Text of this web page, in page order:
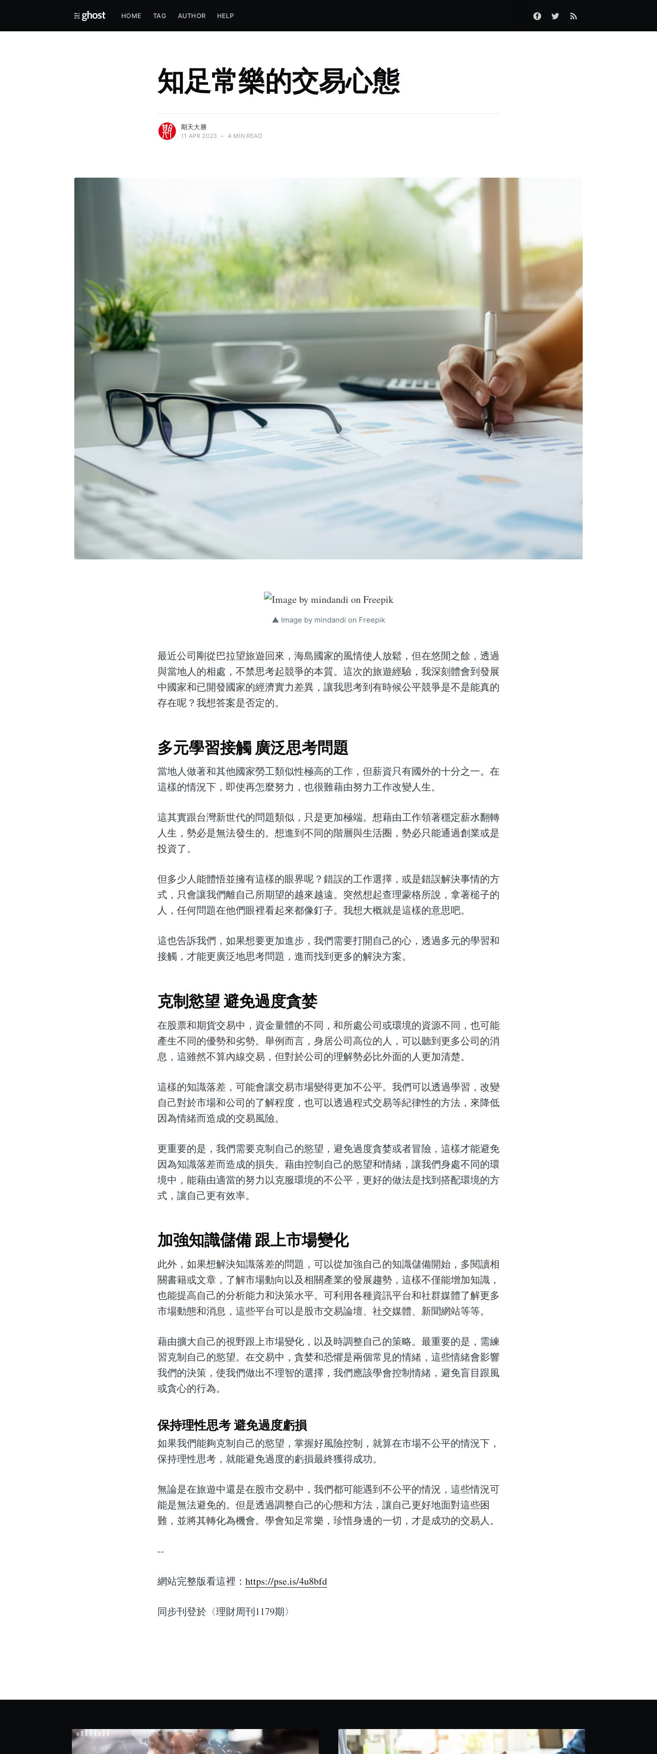
HOME TAG AUTHOR HELP
知足常樂的交易心態
期天大勝
11 APR 2023 • 4 MIN READ
▲ Image by mindandi on Freepik
最近公司剛從巴拉望旅遊回來，海島國家的風情使人放鬆，但在悠閒之餘，透過
與當地人的相處，不禁思考起競爭的本質。這次的旅遊經驗，我深刻體會到發展
中國家和已開發國家的經濟實力差異，讓我思考到有時候公平競爭是不是能真的
存在呢？我想答案是否定的。
多元學習接觸 廣泛思考問題
當地人做著和其他國家勞工類似性極高的工作，但薪資只有國外的十分之一。在
這樣的情況下，即使再怎麼努力，也很難藉由努力工作改變人生。
這其實跟台灣新世代的問題類似，只是更加極端。想藉由工作領著穩定薪水翻轉
人生，勢必是無法發生的。想進到不同的階層與生活圈，勢必只能通過創業或是
投資了。
但多少人能體悟並擁有這樣的眼界呢？錯誤的工作選擇，或是錯誤解決事情的方
式，只會讓我們離自己所期望的越來越遠。突然想起查理蒙格所說，拿著槌子的
人，任何問題在他們眼裡看起來都像釘子。我想大概就是這樣的意思吧。
這也告訴我們，如果想要更加進步，我們需要打開自己的心，透過多元的學習和
接觸，才能更廣泛地思考問題，進而找到更多的解決方案。
克制慾望 避免過度貪婪
在股票和期貨交易中，資金量體的不同，和所處公司或環境的資源不同，也可能
產生不同的優勢和劣勢。舉例而言，身居公司高位的人，可以聽到更多公司的消
息，這雖然不算內線交易，但對於公司的理解勢必比外面的人更加清楚。
這樣的知識落差，可能會讓交易市場變得更加不公平。我們可以透過學習，改變
自己對於市場和公司的了解程度，也可以透過程式交易等紀律性的方法，來降低
因為情緒而造成的交易風險。
更重要的是，我們需要克制自己的慾望，避免過度貪婪或者冒險，這樣才能避免
因為知識落差而造成的損失。藉由控制自己的慾望和情緒，讓我們身處不同的環
境中，能藉由適當的努力以克服環境的不公平，更好的做法是找到搭配環境的方
式，讓自己更有效率。
加強知識儲備 跟上市場變化
此外，如果想解決知識落差的問題，可以從加強自己的知識儲備開始，多閱讀相
關書籍或文章，了解市場動向以及相關產業的發展趨勢，這樣不僅能增加知識，
也能提高自己的分析能力和決策水平。可利用各種資訊平台和社群媒體了解更多
市場動態和消息，這些平台可以是股市交易論壇、社交媒體、新聞網站等等。
藉由擴大自己的視野跟上市場變化，以及時調整自己的策略。最重要的是，需練
習克制自己的慾望。在交易中，貪婪和恐懼是兩個常見的情緒，這些情緒會影響
我們的決策，使我們做出不理智的選擇，我們應該學會控制情緒，避免盲目跟風
或貪心的行為。
保持理性思考 避免過度虧損
如果我們能夠克制自己的慾望，掌握好風險控制，就算在市場不公平的情況下，
保持理性思考，就能避免過度的虧損最終獲得成功。
無論是在旅遊中還是在股市交易中，我們都可能遇到不公平的情況，這些情況可
能是無法避免的。但是透過調整自己的心態和方法，讓自己更好地面對這些困
難，並將其轉化為機會。學會知足常樂，珍惜身邊的一切，才是成功的交易人。
--
網站完整版看這裡： https://pse.is/4u8bfd
同步刊登於〈理財周刊1179期〉